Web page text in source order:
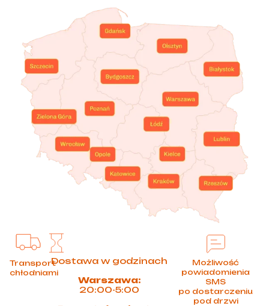
Transport
chłodniami
Dostawa w godzinach
Warszawa:
20:00-5:00
Możliwość
powiadomienia
SMS
po dostarczeniu
pod drzwi